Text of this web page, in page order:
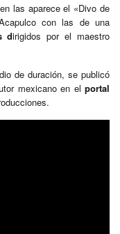
las aparece el «Divo de
con las de una
dirigidos por el maestro
de duración, se publicó
mexicano en el portal